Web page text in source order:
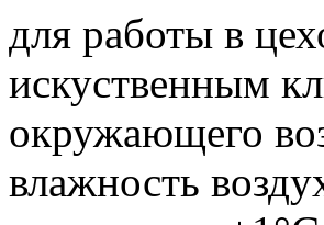
для работы в
искуственным
окружающего
влажность